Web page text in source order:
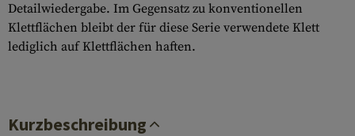
Detailwiedergabe. Im Gegensatz zu konventionellen
Klettflächen bleibt der für diese Serie verwendete Klett
lediglich auf Klettflächen haften.
Kurzbeschreibung